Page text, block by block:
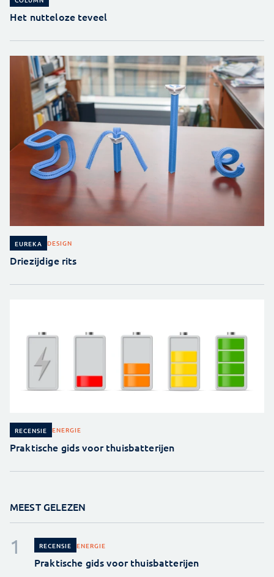
Het nutteloze teveel
EUREKA DESIGN
Driezijdige rits
RECENSIE ENERGIE
Praktische gids voor thuisbatterijen
MEEST GELEZEN
RECENSIE ENERGIE
Praktische gids voor thuisbatterijen